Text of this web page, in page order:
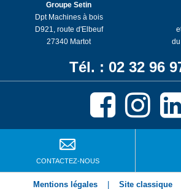
Groupe Setin
Dpt Machines à bois
D921, route d'Elbeuf
27340 Martot
Tél. : 02 32 96
CONTACTEZ-NOUS
Mentions légales Site classique